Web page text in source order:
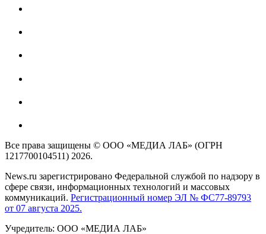
Все права защищены © ООО «МЕДИА ЛАБ» (ОГРН
1217700104511) 2026.
News.ru зарегистрировано Федеральной службой по надзору в
сфере связи, информационных технологий и массовых
коммуникаций. Регистрационный номер ЭЛ № ФС77-89793
от 07 августа 2025.
Учредитель: ООО «МЕДИА ЛАБ»